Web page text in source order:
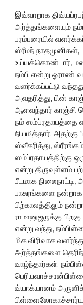
இவ்வாறாக
அர்த்தங்களையும்
பரம்பரையில்
ஸ்ரீமந் நாதமுனிகள்,
உய்யக்கொண்டார்,
நம்பி என்று ஓராண்
வளர்க்கப்பட்டு வந்தது.
அவதரித்து, பின்
ஆளவந்தார் காஞ்சி
நம் ஸம்ப்ரதாயத்தை
நியமித்தார்.
ஸ்வீகரித்து,
ஸம்ப்ரதாயத்திற்கு
என்று திருவுள்ளம்
பீடமாக
பாசுரங்களை
பிற்காலத்திலும்
ராமானுஜருக்கு
என்று வந்து,
மிக விரிவாக
அர்த்தங்களை
வாழ்ந்தார்கள்.
வ்யாக்யானம்